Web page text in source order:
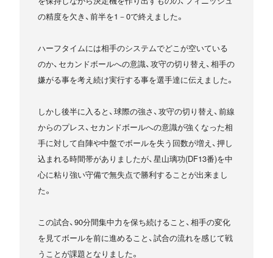
の精度を欠き、前半を1－0で終えました。
ハーフタイムには相手のシステムでどこが空いている
のか、セカンドボールへの意識、攻守の切り替え、相手の
嫌がる事を考え続け実行する事を選手達に伝えました。
しかし後半に入ると、球際の強さ、攻守の切り替え、前線
からのプレス、セカンドボールへの意識が強くなった相
手に対して自陣や中盤でボールを失う回数が増え、押し
込まれる時間帯がありましたが、星山璃功(DF13番)を中
心に粘り強い守備で無失点で勝利することが出来まし
た。
この試合、90分間集中力を保ち続けること、相手の変化
を見てボールを前に進めること、試合の流れを感じて戦
うことが課題となりました。